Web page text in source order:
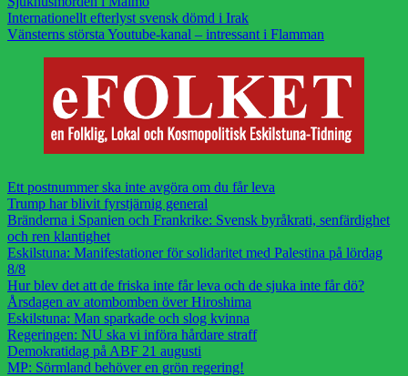
Internationellt efterlyst svensk dömd i Irak
Vänsterns största Youtube-kanal – intressant i Flamman
Ett postnummer ska inte avgöra om du får leva
Trump har blivit fyrstjärnig general
Bränderna i Spanien och Frankrike: Svensk byråkrati, senfärdighet
och ren klantighet
Eskilstuna: Manifestationer för solidaritet med Palestina på lördag
8/8
Hur blev det att de friska inte får leva och de sjuka inte får dö?
Årsdagen av atombomben över Hiroshima
Eskilstuna: Man sparkade och slog kvinna
Regeringen: NU ska vi införa hårdare straff
Demokratidag på ABF 21 augusti
MP: Sörmland behöver en grön regering!